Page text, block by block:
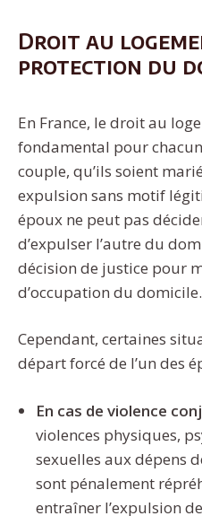
Droit au
protection du
En France, le droit au
fondamental pour
couple, qu’ils soient
expulsion sans motif
époux ne peut pas
d’expulser l’autre du
décision de justice pour
d’occupation du domicile.
Cependant, certaines
départ forcé de l’un des
En cas de violence
violences physiques,
sexuelles aux dépens
sont pénalement
entraîner l’expulsion